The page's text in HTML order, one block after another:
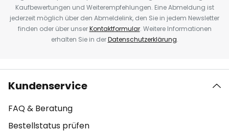
Kaufbewertungen und Weiterempfehlungen. Eine Abmeldung ist
jederzeit möglich über den Abmeldelink, den Sie in jedem Newsletter
finden oder über unserKontaktformular. Weitere Informationen
erhalten Sie in derDatenschutzerklärung.
Kundenservice
FAQ & Beratung
Bestellstatus prüfen